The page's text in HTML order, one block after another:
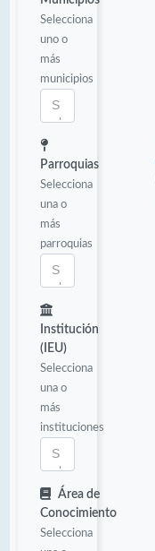
Selecciona
uno o
más
municipios
Parroquias
Selecciona
una o
más
parroquias
Institución
(IEU)
Selecciona
una o
más
instituciones
Área de
Conocimiento
Selecciona